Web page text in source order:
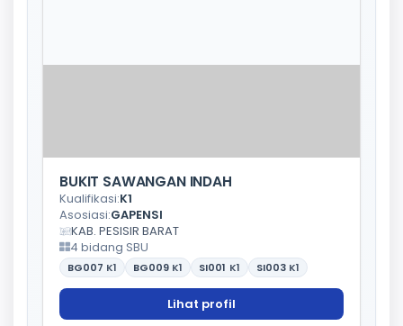
BUKIT SAWANGAN INDAH
Kualifikasi:K1
Asosiasi:GAPENSI
KAB. PESISIR BARAT
4 bidang SBU
BG007 K1 BG009 K1 SI001 K1 SI003 K1
Lihat profil